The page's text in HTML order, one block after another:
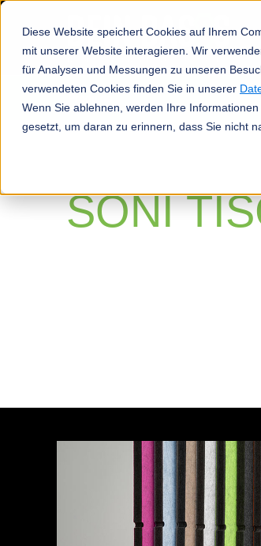
Diese Website speichert Cookies auf Ihrem
mit unserer Website interagieren. Wir
für Analysen und Messungen zu unseren
verwendeten Cookies finden Sie in unserer
Wenn Sie ablehnen, werden Ihre
gesetzt, um daran zu erinnern, dass Sie nicht
SONI